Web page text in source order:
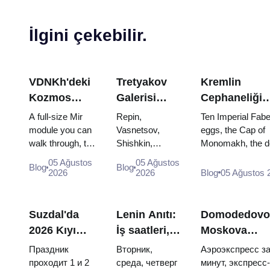
İlgini çekebilir.
VDNKh'deki
Kozmos
Pavyonu:
Rusya'nın En
Büyük Uzay
Sergisinin
İçinde
A full-size Mir
module you can
walk through, the
model, scorched
120 pieces of
Blog05 Ağustos
2026
Tretyakov
Galerisi
Başyapıtları:
Görülecek
Eserler İçin
Seyahat
Planı
Repin,
Vasnetsov,
Shishkin,
and Surikov —
where they
hang, and why
booking the...
Blog05 Ağustos
2026
Kremlin
Cephaneliği
Hazineleri:
Faberge
Yumurtaları,
Giyme
Ten Imperial
eggs, the Cap of
Monomakh, the
and the
Blog 05 Ağustos
Suzdal'da
2026 Kıyı
Günü:
biletler,
Праздник
проходит 1 и 2
Lenin Anıtı:
İş saatleri,
giriş ve
Kremlya
Вторник,
среда, четверг
Moskova
merkezine:
Aeroexpress,
Аэроэкспресс
минут, экспресс-